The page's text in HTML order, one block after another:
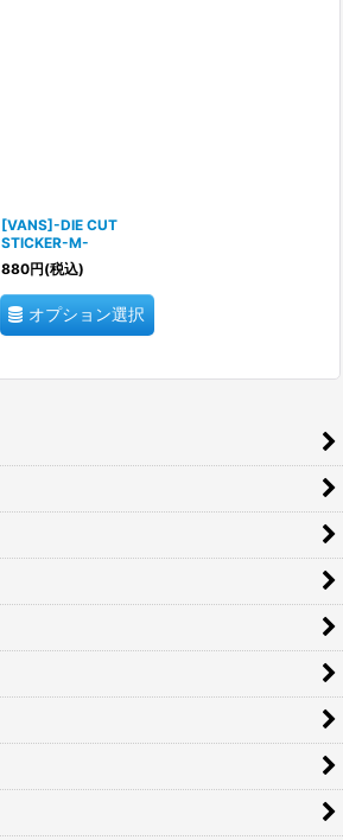
絞り込む
[VANS]-DIE CUT
STICKER-M-
880円(税込)
オプション選択